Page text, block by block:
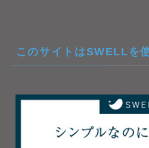
このサイトはSWELLを